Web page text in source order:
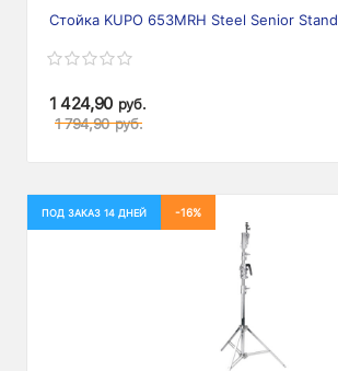
Стойка KUPO 653MRH Steel Senior Stand
1 424,90 руб.
1 794,90 руб.
ПОД ЗАКАЗ 14 ДНЕЙ -16%